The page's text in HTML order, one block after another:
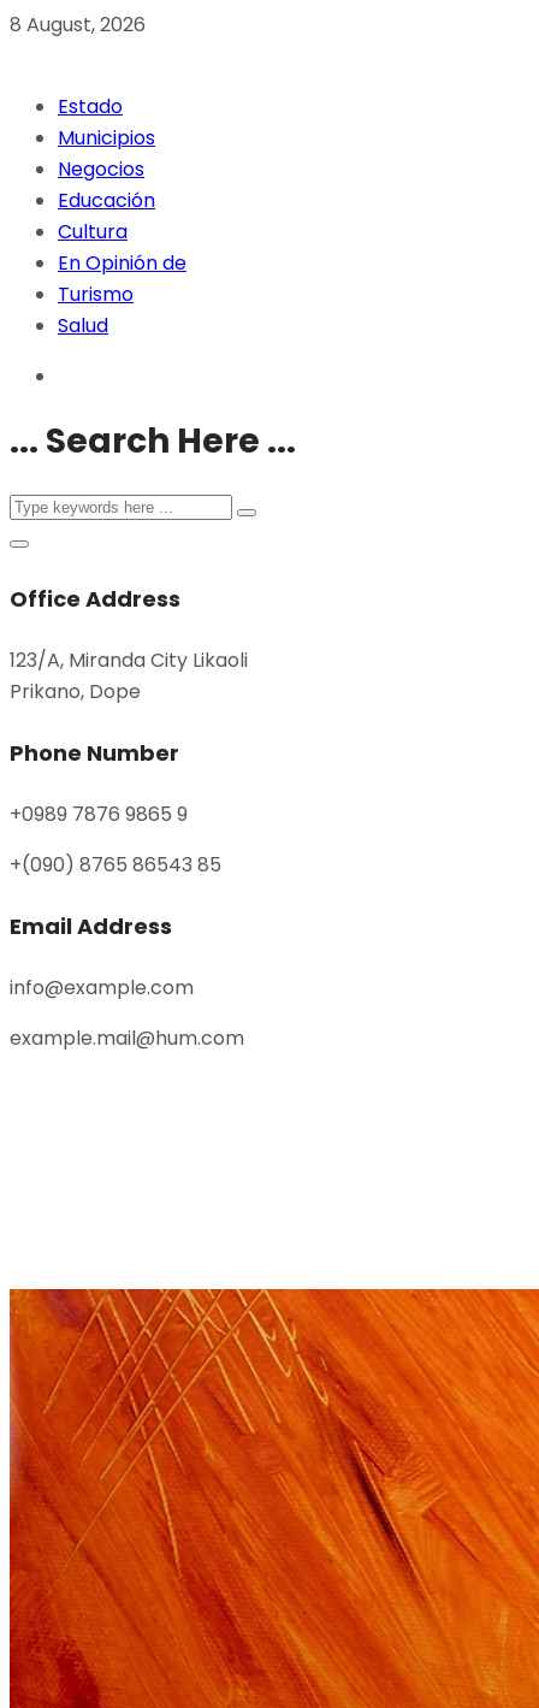
8 August, 2026
Estado
Municipios
Negocios
Educación
Cultura
En Opinión de
Turismo
Salud
... Search Here ...
Office Address
123/A, Miranda City Likaoli
Prikano, Dope
Phone Number
+0989 7876 9865 9
+(090) 8765 86543 85
Email Address
info@example.com
example.mail@hum.com